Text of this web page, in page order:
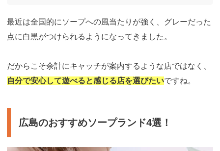
最近は全国的にソープへの風当たりが強く、グレーだった
点に白黒がつけられるようになってきました。
だからこそ余計にキャッチが案内するような店ではなく、
自分で安心して遊べると感じる店を選びたいですね。
広島のおすすめソープランド4選！